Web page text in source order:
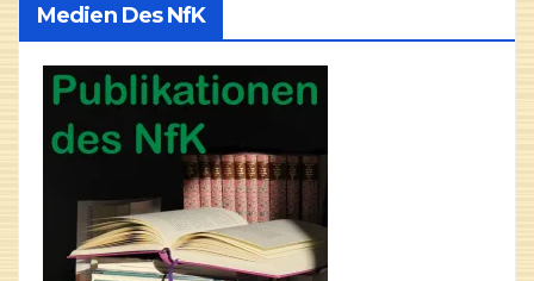
Medien Des NfK